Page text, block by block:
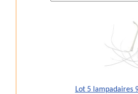
Lot 5 lampadaires